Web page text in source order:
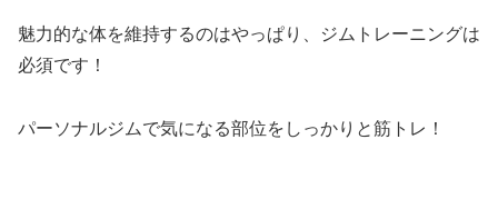
魅力的な体を維持するのはやっぱり、ジムトレーニングは
必須です！
パーソナルジムで気になる部位をしっかりと筋トレ！